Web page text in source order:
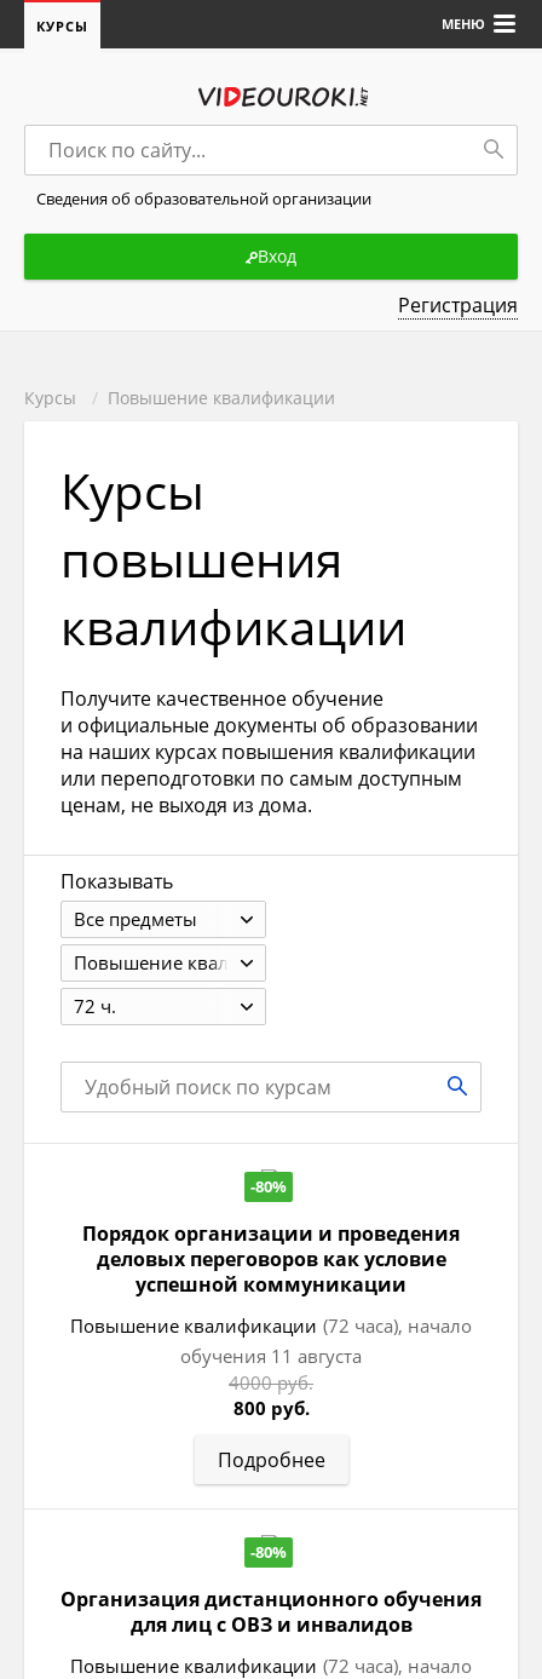
МЕНЮ
КУРСЫ
Сведения об образовательной организации
Вход
Регистрация
Курсы / Повышение квалификации
Курсы
повышения
квалификации
Получите качественное обучение
и официальные документы об образовании
на наших курсах повышения квалификации
или переподготовки по самым доступным
ценам, не выходя из дома.
Показывать
Все предметы
Повышение квалификации
72 ч.
-80%
Порядок организации и проведения
деловых переговоров как условие
успешной коммуникации
Повышение квалификации (72 часа), начало
обучения 11 августа
4000 руб.
800 руб.
Подробнее
-80%
Организация дистанционного обучения
для лиц с ОВЗ и инвалидов
Повышение квалификации (72 часа), начало